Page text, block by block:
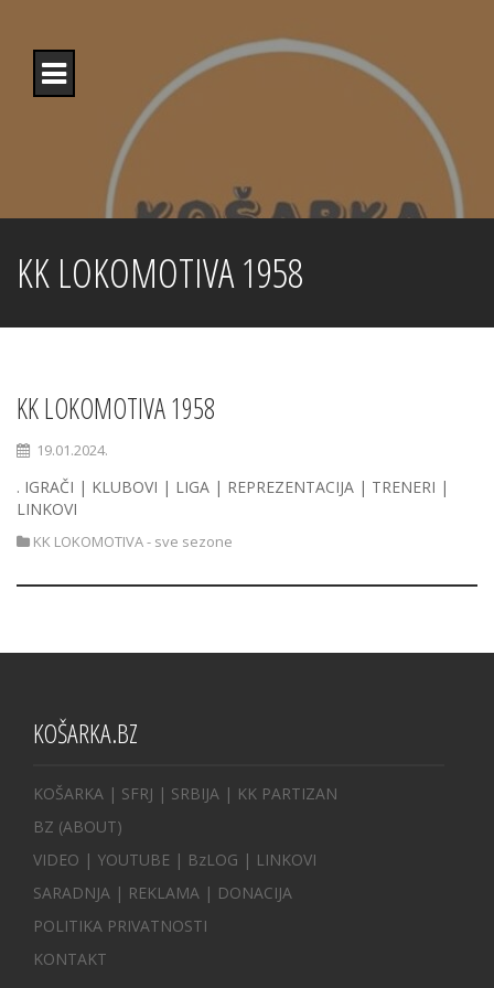
content
KK LOKOMOTIVA 1958
KK LOKOMOTIVA 1958
19.01.2024.
. IGRAČI | KLUBOVI | LIGA | REPREZENTACIJA | TRENERI |
LINKOVI
KK LOKOMOTIVA - sve sezone
KOŠARKA.BZ
KOŠARKA | SFRJ | SRBIJA | KK PARTIZAN
BZ (ABOUT)
VIDEO | YOUTUBE | BzLOG | LINKOVI
SARADNJA | REKLAMA | DONACIJA
POLITIKA PRIVATNOSTI
KONTAKT